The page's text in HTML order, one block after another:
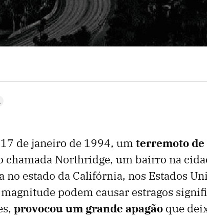
de janeiro de 1994, umterremoto
chamada Northridge, um bairro na
no estado da Califórnia, nos Estados
podem causar estragos
provocou um grande apagão que